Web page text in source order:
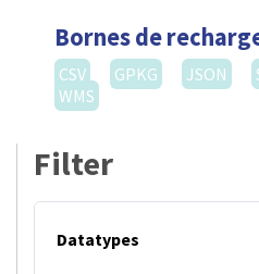
Bornes de
CSV GPKG JSON
WMS
Filter
Datatypes